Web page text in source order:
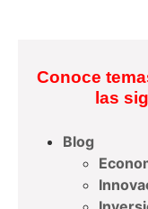
Conoce
las
Blog